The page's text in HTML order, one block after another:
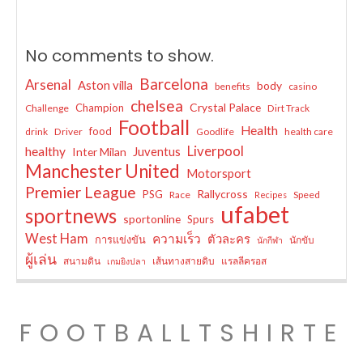
No comments to show.
Arsenal Aston villa Barcelona benefits body casino
Challenge Champion chelsea Crystal Palace Dirt Track
drink Driver food Football Goodlife Health health care
healthy Inter Milan Juventus Liverpool
Manchester United Motorsport
Premier League PSG Race Rallycross Recipes Speed
sportnews sportonline Spurs ufabet
West Ham การแข่งขัน ความเร็ว ตัวละคร นักกีฬา นักขับ
ผู้เล่น สนามดิน เกมยิงปลา เส้นทางสายดิบ แรลลีครอส
FOOTBALLTSHIRTE